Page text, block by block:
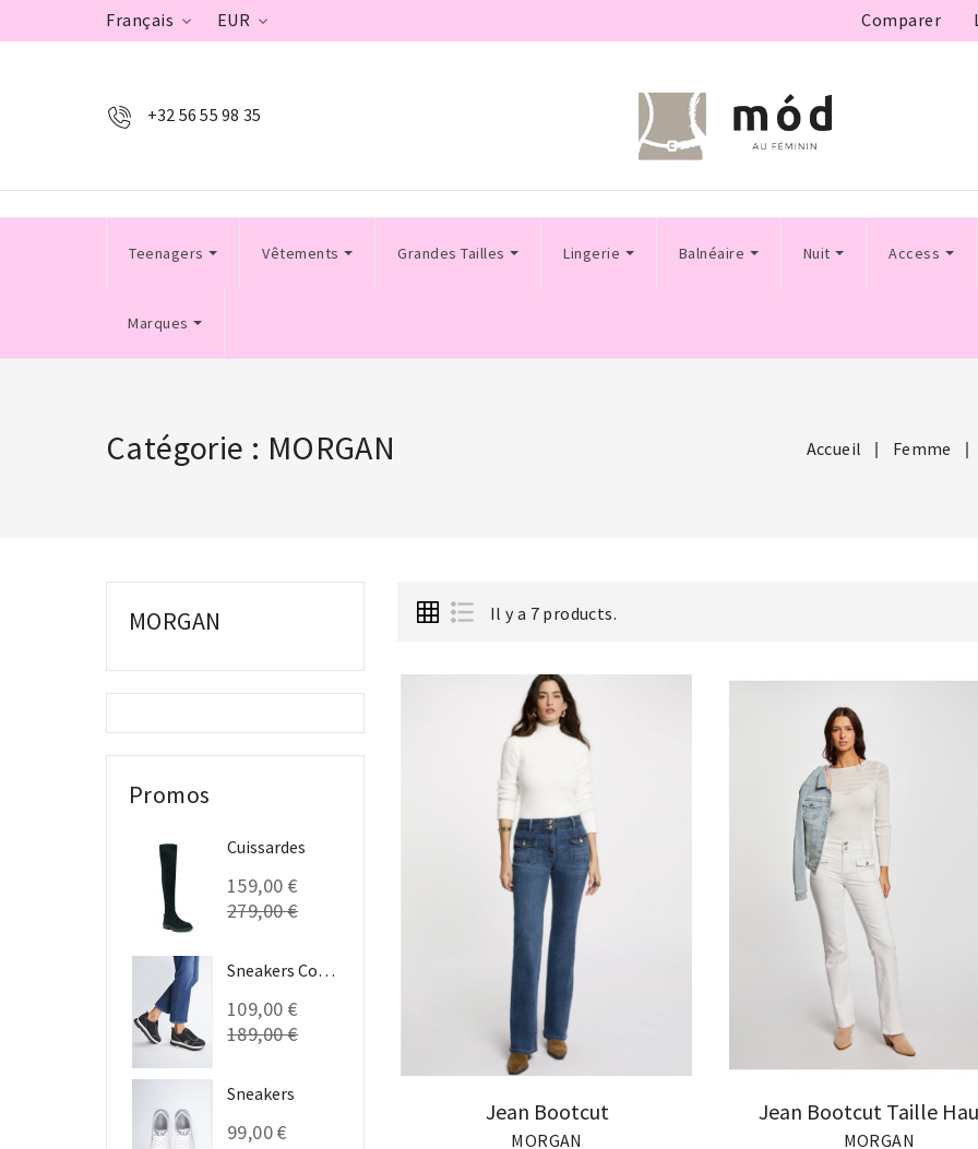
Français  EUR  Comparer
+32 56 55 98 35
Teenagers Vêtements Grandes Tailles Lingerie Balnéaire Nuit Access
Marques
Catégorie : MORGAN Accueil Femme
MORGAN
Promos
Cuissardes
159,00 €
279,00 €
Sneakers Compensées
109,00 €
189,00 €
Sneakers
99,00 €
Il y a 7 products.
Jean Bootcut
MORGAN
Jean Bootcut Taille
MORGAN